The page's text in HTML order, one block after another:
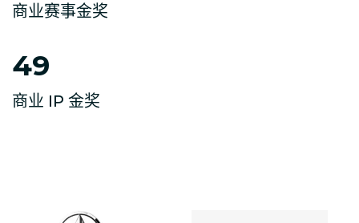
商业赛事金奖
49
商业 IP 金奖